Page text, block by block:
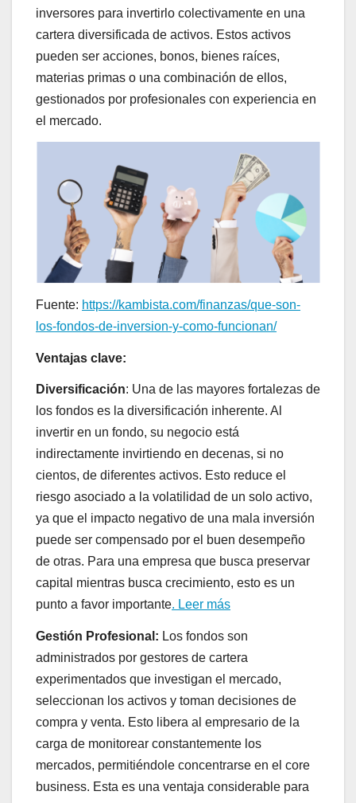
inversores para invertirlo colectivamente en una
cartera diversificada de activos. Estos activos
pueden ser acciones, bonos, bienes raíces,
materias primas o una combinación de ellos,
gestionados por profesionales con experiencia en
el mercado.
Fuente: https://kambista.com/finanzas/que-son-
los-fondos-de-inversion-y-como-funcionan/
Ventajas clave:
Diversificación: Una de las mayores fortalezas de
los fondos es la diversificación inherente. Al
invertir en un fondo, su negocio está
indirectamente invirtiendo en decenas, si no
cientos, de diferentes activos. Esto reduce el
riesgo asociado a la volatilidad de un solo activo,
ya que el impacto negativo de una mala inversión
puede ser compensado por el buen desempeño
de otras. Para una empresa que busca preservar
capital mientras busca crecimiento, esto es un
punto a favor importante. Leer más
Gestión Profesional: Los fondos son
administrados por gestores de cartera
experimentados que investigan el mercado,
seleccionan los activos y toman decisiones de
compra y venta. Esto libera al empresario de la
carga de monitorear constantemente los
mercados, permitiéndole concentrarse en el core
business. Esta es una ventaja considerable para